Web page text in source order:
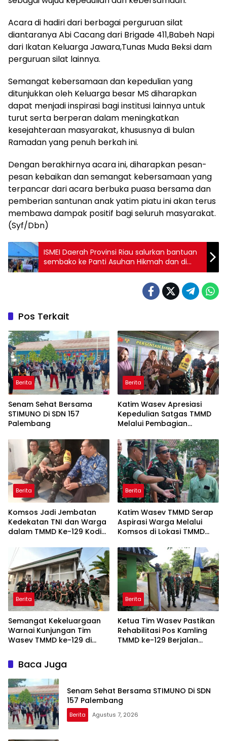
Acara di hadiri dari berbagai perguruan silat
diantaranya Abi Cacang dari Brigade 411,Babeh Napi
dari Ikatan Keluarga Jawara,Tunas Muda Beksi dam
perguruan silat lainnya.
Semangat kebersamaan dan kepedulian yang
ditunjukkan oleh Keluarga besar MS diharapkan
dapat menjadi inspirasi bagi institusi lainnya untuk
turut serta berperan dalam meningkatkan
kesejahteraan masyarakat, khususnya di bulan
Ramadan yang penuh berkah ini.
Dengan berakhirnya acara ini, diharapkan pesan-
pesan kebaikan dan semangat kebersamaan yang
terpancar dari acara berbuka puasa bersama dan
pemberian santunan anak yatim piatu ini akan terus
membawa dampak positif bagi seluruh masyarakat.
(Syf/Dbn)
ISMEI Daerah Provinsi Riau salurkan bantuan
sembako ke Panti Asuhan Hikmah dan di
beberapa titik posko banjir di Rumbai, Kota
Pos Terkait
Berita
Senam Sehat Bersama
STIMUNO Di SDN 157
Palembang
Berita
Katim Wasev Apresiasi
Kepedulian Satgas TMMD
Melalui Pembagian
Berita
Komsos Jadi Jembatan
Kedekatan TNI dan Warga
dalam TMMD Ke-129 Kodim
Berita
Katim Wasev TMMD Serap
Aspirasi Warga Melalui
Komsos di Lokasi TMMD
Berita
Semangat Kekeluargaan
Warnai Kunjungan Tim
Wasev TMMD ke-129 di
Berita
Ketua Tim Wasev Pastikan
Rehabilitasi Pos Kamling
TMMD ke-129 Berjalan
Baca Juga
Senam Sehat Bersama STIMUNO Di SDN
157 Palembang
Berita Agustus 7, 2026